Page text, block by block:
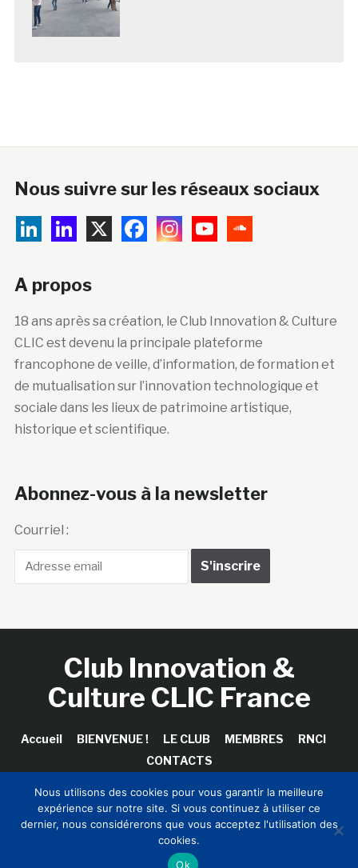
Nous suivre sur les réseaux sociaux
A propos
18 ans après sa création, le Club Innovation & Culture
CLIC est devenu la principale plateforme
francophone de veille, d’information, de formation et
de mutualisation sur l’innovation technologique et
sociale dans les lieux de patrimoine artistique,
historique et scientifique.
Abonnez-vous à la newsletter
Courriel :
Club Innovation &
Culture CLIC France
Accueil BIENVENUE ! LE CLUB MEMBRES
RNCI
CONTACTS
Copyright © 2026 Club Innovation & Culture CLIC France /
Sinapses Conseils
Nous utilisons des cookies pour vous garantir la meilleure
expérience sur notre site. Si vous continuez à utiliser ce
dernier, nous considérerons que vous acceptez l'utilisation des
cookies.
Ok